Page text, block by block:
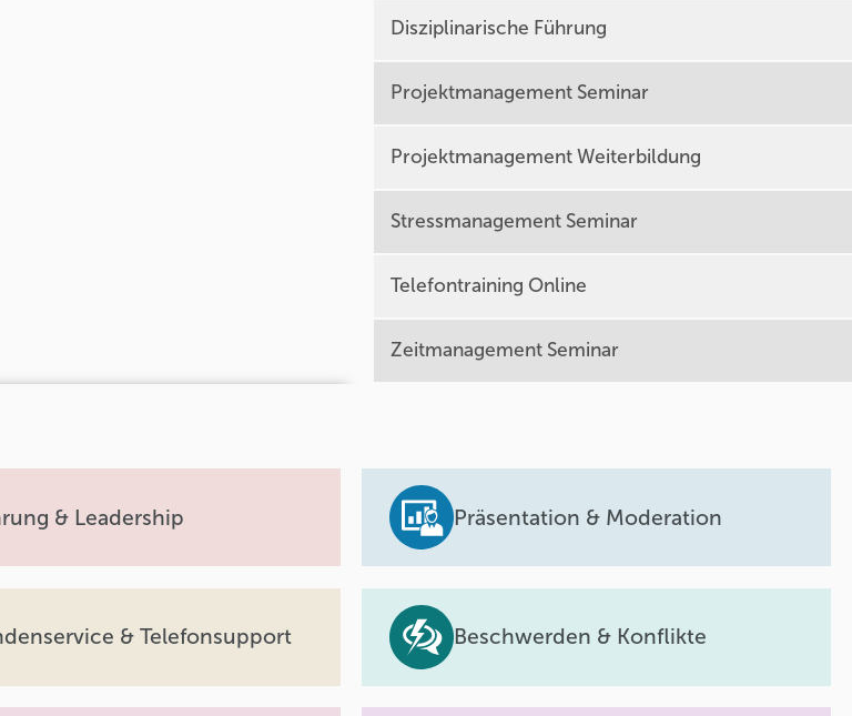
Disziplinarische Führung
Projektmanagement Seminar
Projektmanagement Weiterbildung
Stressmanagement Seminar
Telefontraining Online
Zeitmanagement Seminar
& Leadership Präsentation & Moderation
& Telefonsupport Beschwerden & Konflikte